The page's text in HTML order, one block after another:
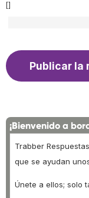
[]
¡Bienvenido a
Trabber
que se ayudan
Únete a ellos; solo